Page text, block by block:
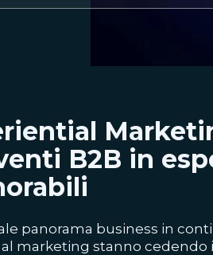
B2B in
panorama business in
marketing stanno cedendo